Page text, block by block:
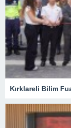
Kırklareli Bilim